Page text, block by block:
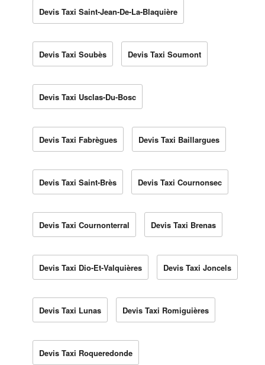
Devis Taxi Saint-Jean-De-La-Blaquière
Devis Taxi Soubès Devis Taxi Soumont
Devis Taxi Usclas-Du-Bosc
Devis Taxi Fabrègues Devis Taxi Baillargues
Devis Taxi Saint-Brès Devis Taxi Cournonsec
Devis Taxi Cournonterral Devis Taxi Brenas
Devis Taxi Dio-Et-Valquières Devis Taxi Joncels
Devis Taxi Lunas Devis Taxi Romiguières
Devis Taxi Roqueredonde